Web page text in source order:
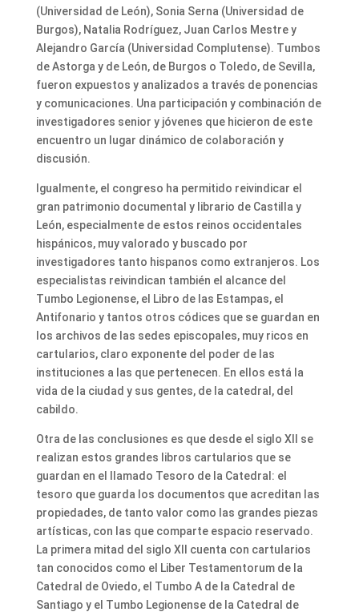
(Universidad de León), Sonia Serna (Universidad de
Burgos), Natalia Rodríguez, Juan Carlos Mestre y
Alejandro García (Universidad Complutense). Tumbos
de Astorga y de León, de Burgos o Toledo, de Sevilla,
fueron expuestos y analizados a través de ponencias
y comunicaciones. Una participación y combinación de
investigadores senior y jóvenes que hicieron de este
encuentro un lugar dinámico de colaboración y
discusión.
Igualmente, el congreso ha permitido reivindicar el
gran patrimonio documental y librario de Castilla y
León, especialmente de estos reinos occidentales
hispánicos, muy valorado y buscado por
investigadores tanto hispanos como extranjeros. Los
especialistas reivindican también el alcance del
Tumbo Legionense, el Libro de las Estampas, el
Antifonario y tantos otros códices que se guardan en
los archivos de las sedes episcopales, muy ricos en
cartularios, claro exponente del poder de las
instituciones a las que pertenecen. En ellos está la
vida de la ciudad y sus gentes, de la catedral, del
cabildo.
Otra de las conclusiones es que desde el siglo XII se
realizan estos grandes libros cartularios que se
guardan en el llamado Tesoro de la Catedral: el
tesoro que guarda los documentos que acreditan las
propiedades, de tanto valor como las grandes piezas
artísticas, con las que comparte espacio reservado.
La primera mitad del siglo XII cuenta con cartularios
tan conocidos como el Liber Testamentorum de la
Catedral de Oviedo, el Tumbo A de la Catedral de
Santiago y el Tumbo Legionense de la Catedral de